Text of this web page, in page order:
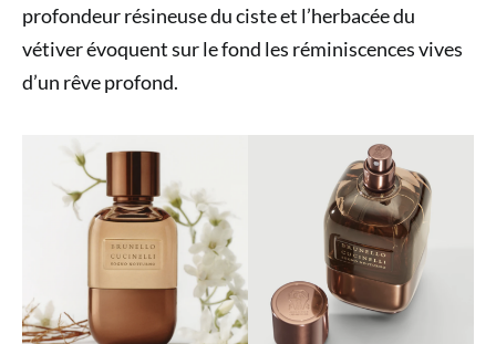
profondeur résineuse du ciste et l’herbacée du
vétiver évoquent sur le fond les réminiscences vives
d’un rêve profond.